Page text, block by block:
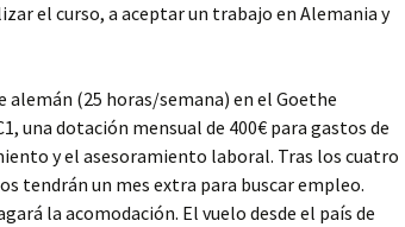
el curso, a aceptar un trabajo en Alemania y
alemán (25 horas/semana) en el Goethe
una dotación mensual de 400€ para gastos de
y el asesoramiento laboral. Tras los cuatro
tendrán un mes extra para buscar empleo.
la acomodación. El vuelo desde el país de